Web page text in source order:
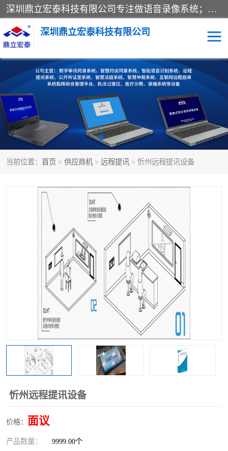
深圳鼎立宏泰科技有限公司专注做语音录像系统；主要服务有：约谈室同步录音录像系统、设计数字询问同步录音录像、数字约谈室同步录音录像、公开听证室、智慧庭审、智能语音识别转写、远程提讯（提审）、记录仪、远程指挥综合管理平台、录播系统等
深圳鼎立宏泰科技有限公司
当前位置： 首页 > 供应商机 > 远程提讯 > 忻州远程提讯设备
忻州远程提讯设备
价格： 面议
产品数量： 9999.00个
同步录音录像设备 便携式审讯设备
数字法庭 听证室
远程提讯 语音识别